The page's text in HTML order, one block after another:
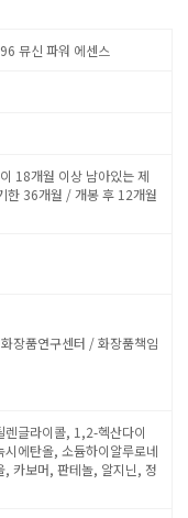
뮤신 파워 에센스
18개월 이상 남아있는 제
한 36개월 / 개봉 후 12개월
장품연구센터 / 화장품책임
렌글라이콜, 1,2-헥산다이
에탄올, 소듐하이알루로네
, 카보머, 판테놀, 알지닌, 정